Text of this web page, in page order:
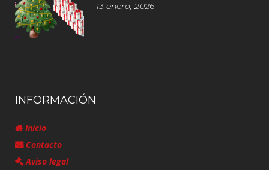
13 enero, 2026
INFORMACIÓN
Inicio
Contacto
Aviso legal